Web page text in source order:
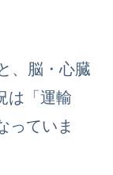
、脳・心臓
は「運輸
っていま